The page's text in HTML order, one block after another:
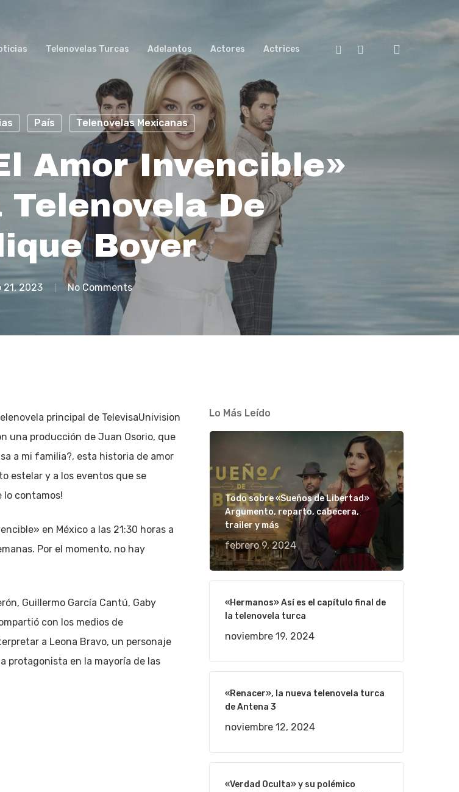
Telenovelas Turcas Adelantos Actores Actrices FacebookYoutube
País Telenovelas Mexicanas
Amor Invencible»
Telenovela De
Boyer
21, 2023 No Comments
principal de TelevisaUnivision
una producción de Juan Osorio, que
a mi familia?, esta historia de amor
estelar y a los eventos que se
lo contamos!
en México a las 21:30 horas a
Por el momento, no hay
Guillermo García Cantú, Gaby
con los medios de
a Leona Bravo, un personaje
protagonista en la mayoría de las
Lo Más Leído
Todo sobre «Sueños de Libertad»
Argumento, reparto, cabecera,
trailer y más
febrero 9, 2024
«Hermanos» Así es el capítulo final de
la telenovela turca
noviembre 19, 2024
«Renacer», la nueva telenovela turca
de Antena 3
noviembre 12, 2024
«Verdad Oculta» y su polémico